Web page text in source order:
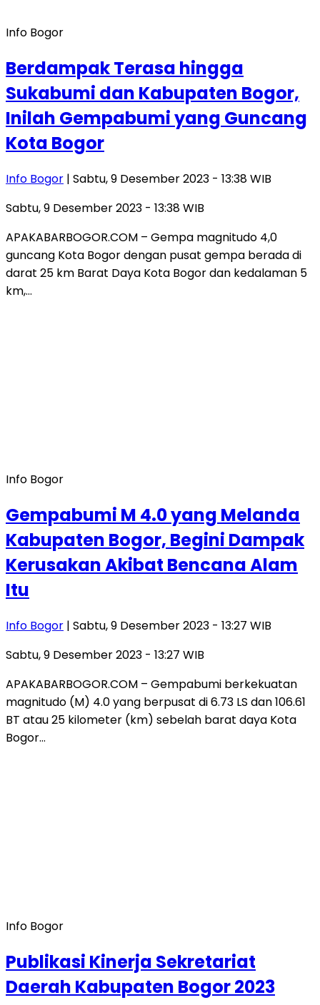
Info Bogor
Berdampak Terasa hingga
Sukabumi dan Kabupaten Bogor,
Inilah Gempabumi yang Guncang
Kota Bogor
Info Bogor | Sabtu, 9 Desember 2023 - 13:38 WIB
Sabtu, 9 Desember 2023 - 13:38 WIB
APAKABARBOGOR.COM – Gempa magnitudo 4,0
guncang Kota Bogor dengan pusat gempa berada di
darat 25 km Barat Daya Kota Bogor dan kedalaman 5
km,…
Info Bogor
Gempabumi M 4.0 yang Melanda
Kabupaten Bogor, Begini Dampak
Kerusakan Akibat Bencana Alam
Itu
Info Bogor | Sabtu, 9 Desember 2023 - 13:27 WIB
Sabtu, 9 Desember 2023 - 13:27 WIB
APAKABARBOGOR.COM – Gempabumi berkekuatan
magnitudo (M) 4.0 yang berpusat di 6.73 LS dan 106.61
BT atau 25 kilometer (km) sebelah barat daya Kota
Bogor…
Info Bogor
Publikasi Kinerja Sekretariat
Daerah Kabupaten Bogor 2023